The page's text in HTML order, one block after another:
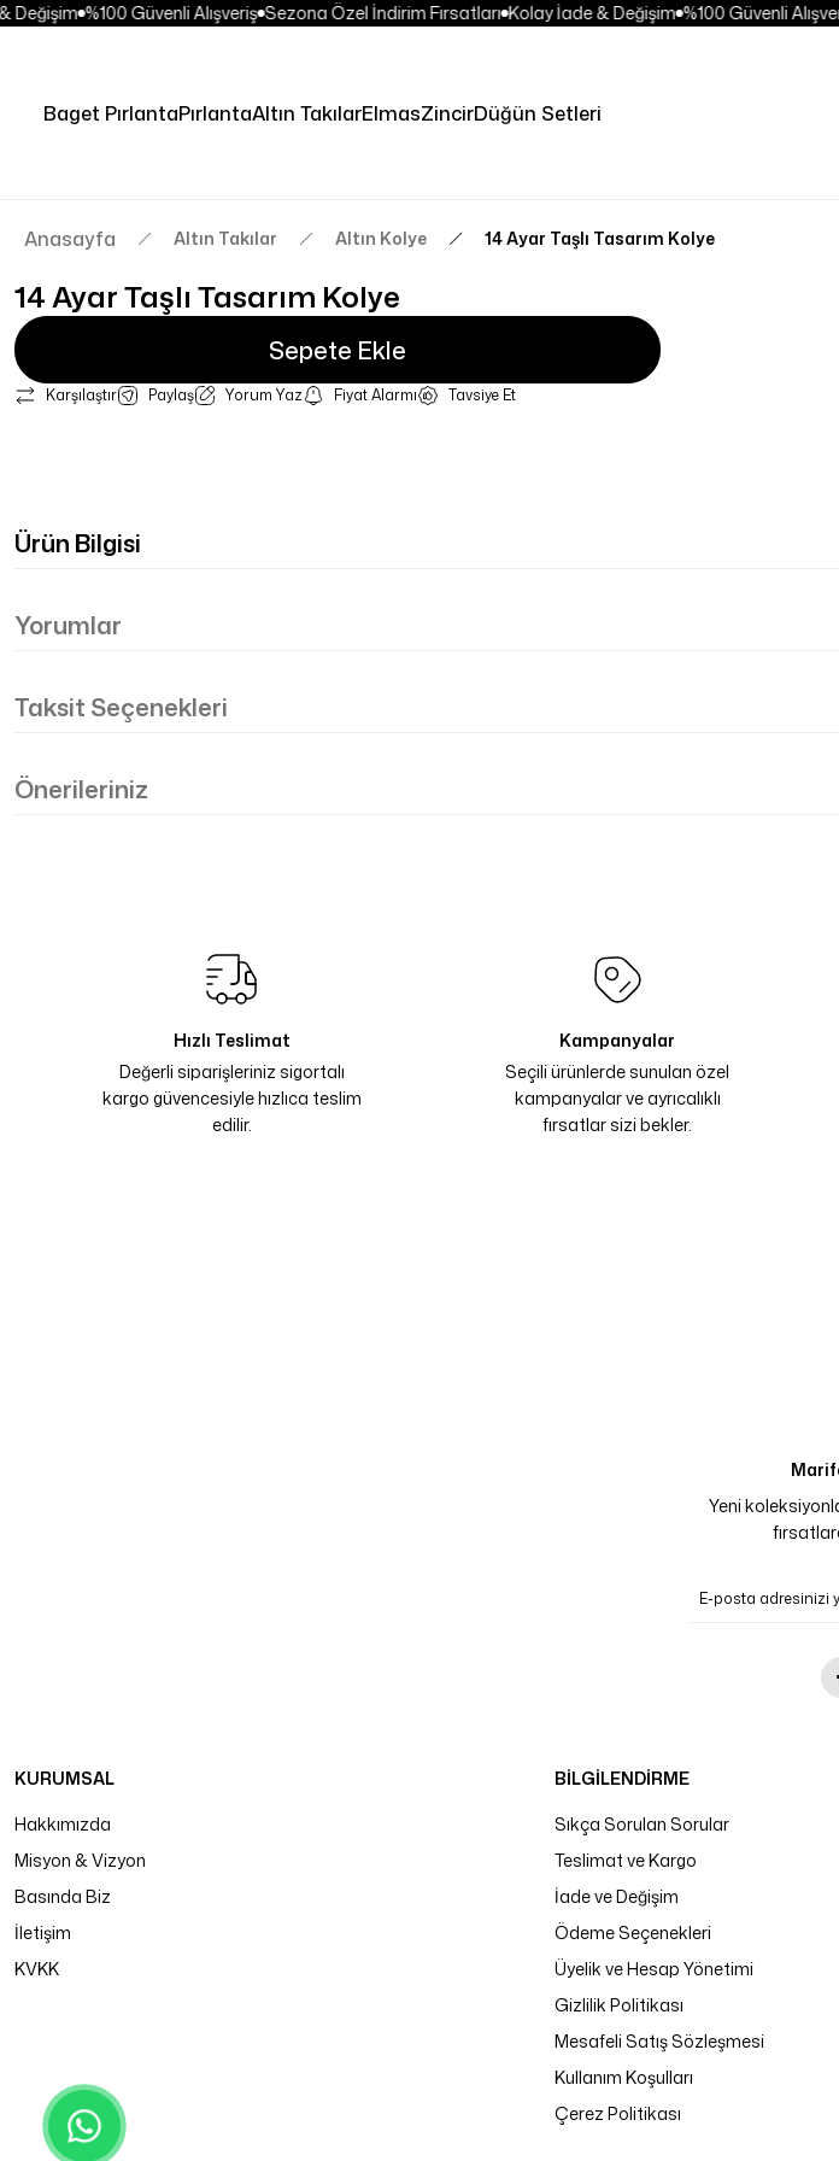
%100 Güvenli Alışveriş Sezona Özel İndirim Fırsatları Kolay İade & Değişim %100 Güvenli Alışveriş
Baget PırlantaPırlantaAltın TakılarElmasZincirDüğün Setleri
Anasayfa Altın Takılar Altın Kolye 14 Ayar Taşlı Tasarım Kolye
14 Ayar Taşlı Tasarım Kolye
Sepete Ekle
Karşılaştır Paylaş Yorum Yaz Fiyat Alarmı Tavsiye Et
Ürün Bilgisi
Yorumlar
Taksit Seçenekleri
Önerileriniz
Hızlı Teslimat
Değerli siparişleriniz sigortalı
kargo güvencesiyle hızlıca teslim
edilir.
Kampanyalar
Seçili ürünlerde sunulan özel
kampanyalar ve ayrıcalıklı
fırsatlar sizi bekler.
Yeni
KURUMSAL
Hakkımızda
Misyon & Vizyon
Basında Biz
İletişim
KVKK
BİLGİLENDİRME
Sıkça Sorulan Sorular
Teslimat ve Kargo
İade ve Değişim
Ödeme Seçenekleri
Üyelik ve Hesap Yönetimi
Gizlilik Politikası
Mesafeli Satış Sözleşmesi
Kullanım Koşulları
Çerez Politikası